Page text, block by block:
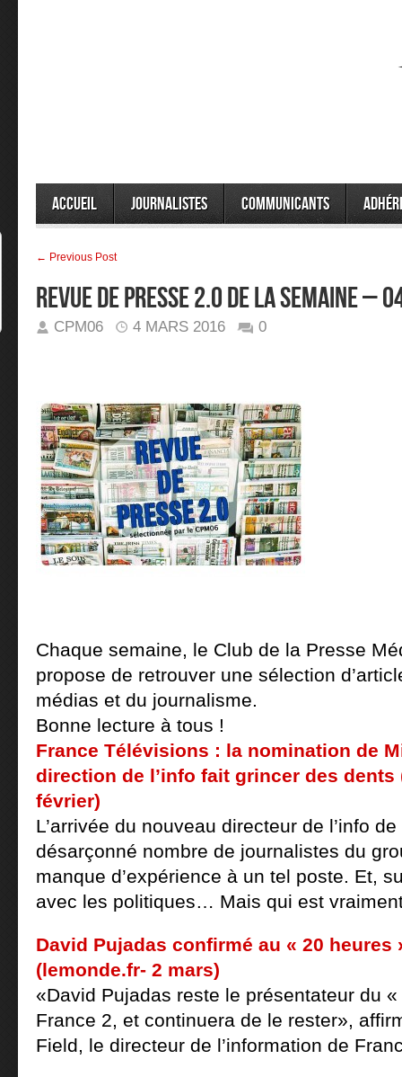
Accueil Journalistes Communicants
← Previous Post
Revue de presse 2.0 de la semaine –
CPM06 4 MARS 2016 0
Chaque semaine, le Club de la Presse
propose de retrouver une sélection
médias et du journalisme.
Bonne lecture à tous !
France Télévisions : la nomination de
direction de l’info fait grincer des dents
février)
L’arrivée du nouveau directeur de l’info
désarçonné nombre de journalistes du
manque d’expérience à un tel poste. Et,
avec les politiques… Mais qui est
David Pujadas confirmé au « 20 heures
(lemonde.fr- 2 mars)
«David Pujadas reste le présentateur du
France 2, et continuera de le rester»,
Field, le directeur de l’information de